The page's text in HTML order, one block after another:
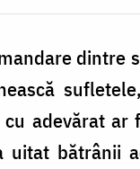
dintre
adevărat ar
uitat bătrânii